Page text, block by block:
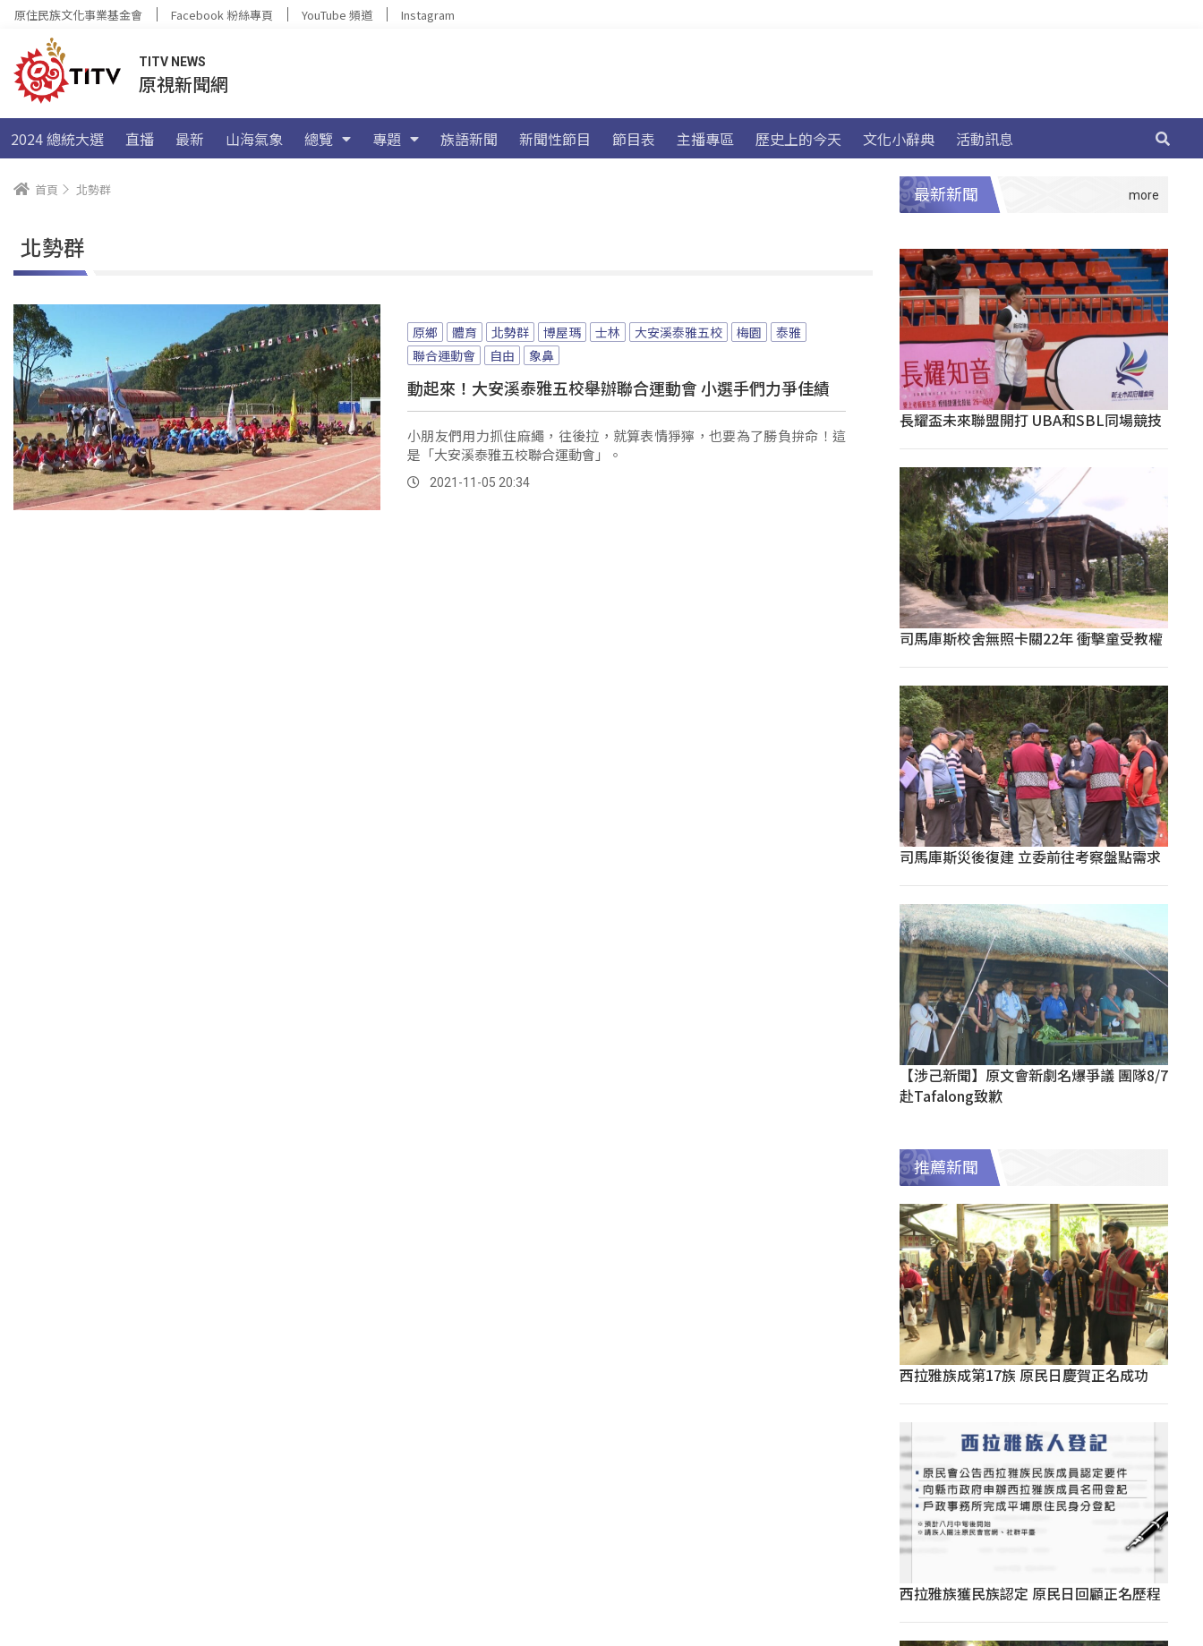
原住民族文化事業基金會 Facebook 粉絲專頁 YouTube 頻道 Instagram
TITV NEWS
原視新聞網
2024 總統大選 直播 最新 山海氣象 總覽 專題 族語新聞 新聞性節目 節目表 主播專區 歷史上的今天 文化小辭典 活動訊息
首頁 北勢群
北勢群
原鄉 體育 北勢群 博屋瑪 士林 大安溪泰雅五校 梅園
泰雅
聯合運動會
自由 象鼻
動起來！大安溪泰雅五校舉辦聯合運動會 小選手們力爭佳績
小朋友們用力抓住麻繩，往後拉，就算表情猙獰，也要為了勝負拚命！這
是「大安溪泰雅五校聯合運動會」。
2021-11-05 20:34
最新新聞
長耀盃未來聯盟開打 UBA和SBL同場競技
司馬庫斯校舍無照卡關22年 衝擊童受教權
司馬庫斯災後復建 立委前往考察盤點需求
【涉己新聞】原文會新劇名爆爭議 團隊8/7
赴Tafalong致歉
推薦新聞
西拉雅族成第17族 原民日慶賀正名成功
西拉雅族獲民族認定 原民日回顧正名歷程